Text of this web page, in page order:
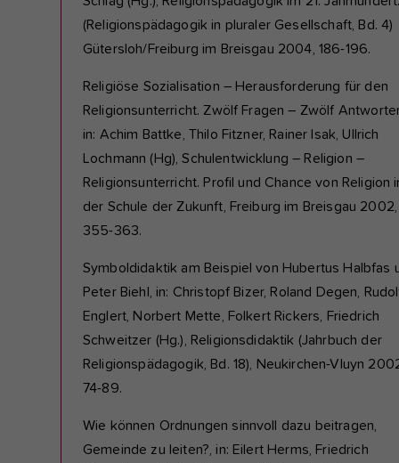
(Religionspädagogik in pluraler Gesellschaft, Bd. 4)
Gütersloh/Freiburg im Breisgau 2004, 186-196.
Religiöse Sozialisation – Herausforderung für den
Religionsunterricht. Zwölf Fragen – Zwölf
in: Achim Battke, Thilo Fitzner, Rainer Isak, Ullrich
Lochmann (Hg), Schulentwicklung – Religion –
Religionsunterricht. Profil und Chance von Religion
der Schule der Zukunft, Freiburg im Breisgau 2002,
355-363.
Symboldidaktik am Beispiel von Hubertus Halbfas
Peter Biehl, in: Christopf Bizer, Roland Degen,
Englert, Norbert Mette, Folkert Rickers, Friedrich
Schweitzer (Hg.), Religionsdidaktik (Jahrbuch der
Religionspädagogik, Bd. 18), Neukirchen-Vluyn
74-89.
Wie können Ordnungen sinnvoll dazu beitragen,
Gemeinde zu leiten?, in: Eilert Herms, Friedrich